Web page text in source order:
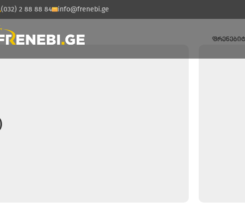
(032) 2 88 88 84 info@frenebi.ge
ᲤᲠᲔᲜᲔᲑᲘ